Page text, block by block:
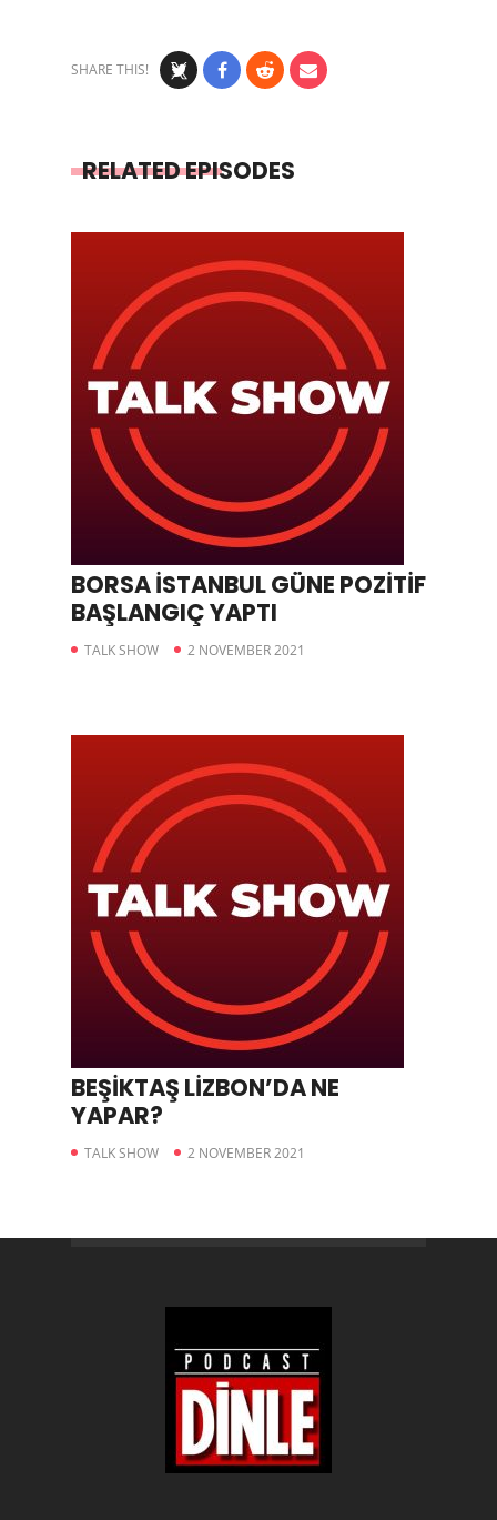
SHARE THIS!
RELATED EPISODES
BORSA İSTANBUL GÜNE POZİTİF
BAŞLANGIÇ YAPTI
TALK SHOW 2 NOVEMBER 2021
BEŞİKTAŞ LİZBON’DA NE
YAPAR?
TALK SHOW 2 NOVEMBER 2021